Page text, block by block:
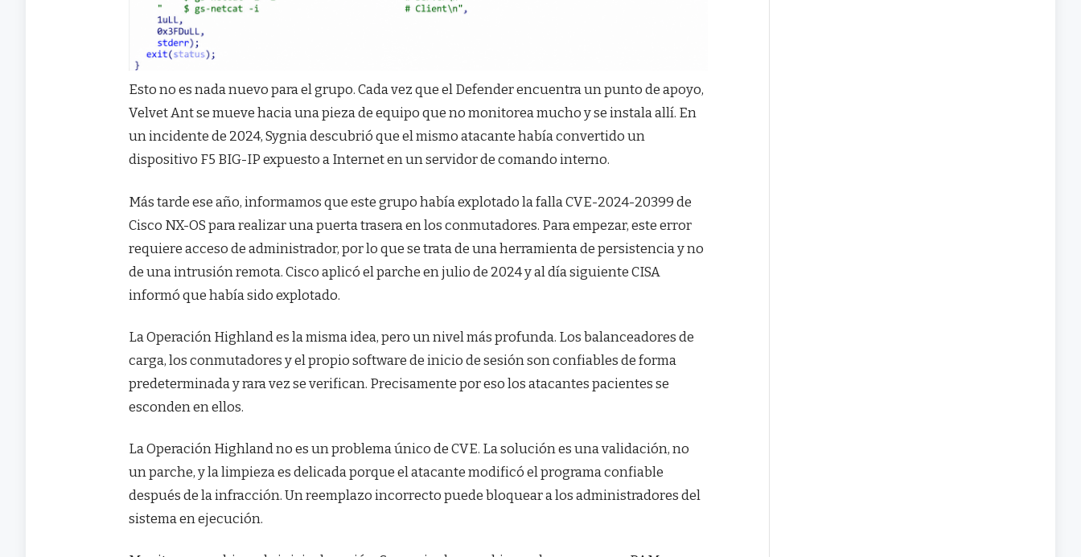
Esto no es nada nuevo para el grupo. Cada vez que el Defender encuentra un punto de apoyo,
Velvet Ant se mueve hacia una pieza de equipo que no monitorea mucho y se instala allí. En
un incidente de 2024, Sygnia descubrió que el mismo atacante había convertido un
dispositivo F5 BIG-IP expuesto a Internet en un servidor de comando interno.
Más tarde ese año, informamos que este grupo había explotado la falla CVE-2024-20399 de
Cisco NX-OS para realizar una puerta trasera en los conmutadores. Para empezar, este error
requiere acceso de administrador, por lo que se trata de una herramienta de persistencia y no
de una intrusión remota. Cisco aplicó el parche en julio de 2024 y al día siguiente CISA
informó que había sido explotado.
La Operación Highland es la misma idea, pero un nivel más profunda. Los balanceadores de
carga, los conmutadores y el propio software de inicio de sesión son confiables de forma
predeterminada y rara vez se verifican. Precisamente por eso los atacantes pacientes se
esconden en ellos.
La Operación Highland no es un problema único de CVE. La solución es una validación, no
un parche, y la limpieza es delicada porque el atacante modificó el programa confiable
después de la infracción. Un reemplazo incorrecto puede bloquear a los administradores del
sistema en ejecución.